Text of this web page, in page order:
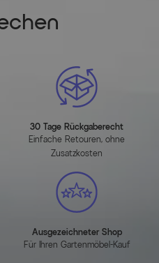
30 Tage Rückgaberecht
Einfache Retouren, ohne
Zusatzkosten
Ausgezeichneter Shop
Für Ihren Gartenmöbel-Kauf